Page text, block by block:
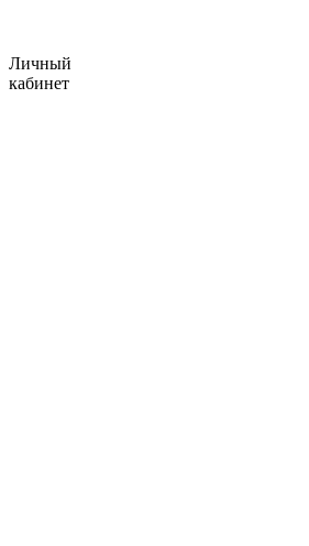
Личный
кабинет